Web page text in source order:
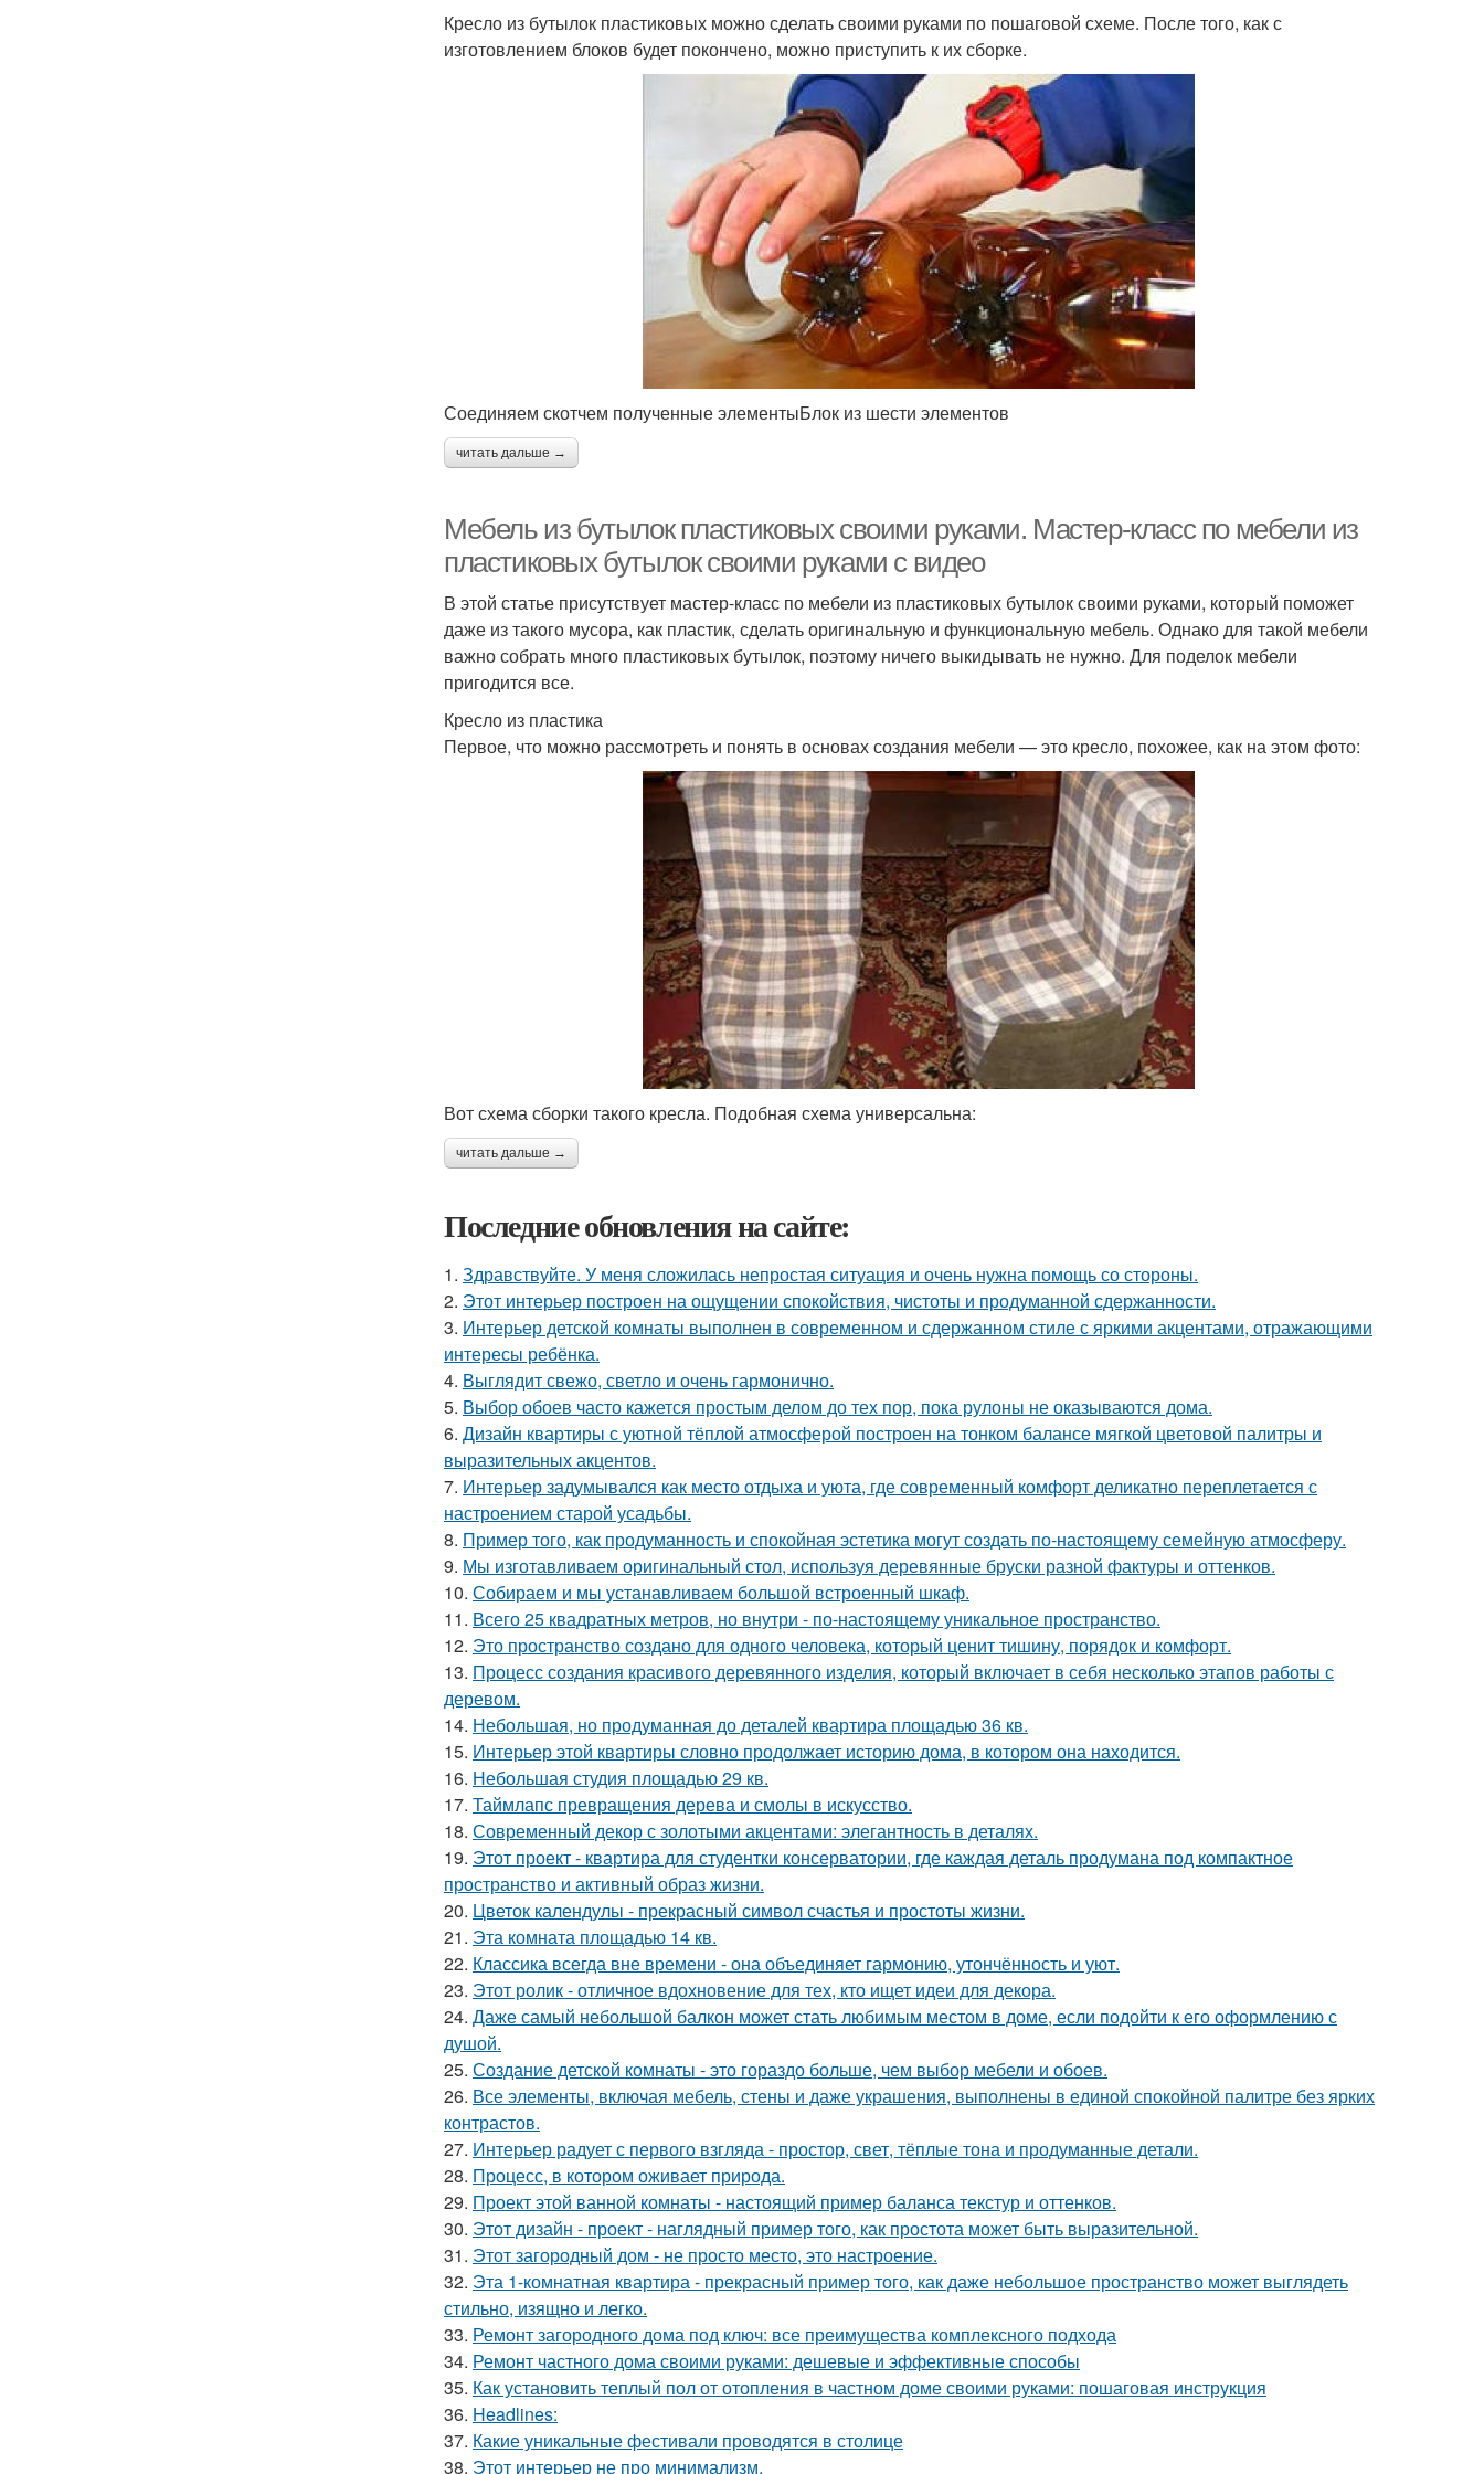
Кресло из бутылок пластиковых можно сделать своими руками по пошаговой схеме. После того, как с
изготовлением блоков будет покончено, можно приступить к их сборке.
Соединяем скотчем полученные элементыБлок из шести элементов
читать дальше →
Мебель из бутылок пластиковых своими руками. Мастер-класс по мебели из
пластиковых бутылок своими руками с видео
В этой статье присутствует мастер-класс по мебели из пластиковых бутылок своими руками, который поможет
даже из такого мусора, как пластик, сделать оригинальную и функциональную мебель. Однако для такой мебели
важно собрать много пластиковых бутылок, поэтому ничего выкидывать не нужно. Для поделок мебели
пригодится все.
Кресло из пластика
Первое, что можно рассмотреть и понять в основах создания мебели — это кресло, похожее, как на этом фото:
Вот схема сборки такого кресла. Подобная схема универсальна:
читать дальше →
Последние обновления на сайте:
1. Здравствуйте. У меня сложилась непростая ситуация и очень нужна помощь со стороны.
2. Этот интерьер построен на ощущении спокойствия, чистоты и продуманной сдержанности.
3. Интерьер детской комнаты выполнен в современном и сдержанном стиле с яркими акцентами, отражающими
интересы ребёнка.
4. Выглядит свежо, светло и очень гармонично.
5. Выбор обоев часто кажется простым делом до тех пор, пока рулоны не оказываются дома.
6. Дизайн квартиры с уютной тёплой атмосферой построен на тонком балансе мягкой цветовой палитры и
выразительных акцентов.
7. Интерьер задумывался как место отдыха и уюта, где современный комфорт деликатно переплетается с
настроением старой усадьбы.
8. Пример того, как продуманность и спокойная эстетика могут создать по-настоящему семейную атмосферу.
9. Мы изготавливаем оригинальный стол, используя деревянные бруски разной фактуры и оттенков.
10. Собираем и мы устанавливаем большой встроенный шкаф.
11. Всего 25 квадратных метров, но внутри - по-настоящему уникальное пространство.
12. Это пространство создано для одного человека, который ценит тишину, порядок и комфорт.
13. Процесс создания красивого деревянного изделия, который включает в себя несколько этапов работы с
деревом.
14. Небольшая, но продуманная до деталей квартира площадью 36 кв.
15. Интерьер этой квартиры словно продолжает историю дома, в котором она находится.
16. Небольшая студия площадью 29 кв.
17. Таймлапс превращения дерева и смолы в искусство.
18. Современный декор с золотыми акцентами: элегантность в деталях.
19. Этот проект - квартира для студентки консерватории, где каждая деталь продумана под компактное
пространство и активный образ жизни.
20. Цветок календулы - прекрасный символ счастья и простоты жизни.
21. Эта комната площадью 14 кв.
22. Классика всегда вне времени - она объединяет гармонию, утончённость и уют.
23. Этот ролик - отличное вдохновение для тех, кто ищет идеи для декора.
24. Даже самый небольшой балкон может стать любимым местом в доме, если подойти к его оформлению с
душой.
25. Создание детской комнаты - это гораздо больше, чем выбор мебели и обоев.
26. Все элементы, включая мебель, стены и даже украшения, выполнены в единой спокойной палитре без ярких
контрастов.
27. Интерьер радует с первого взгляда - простор, свет, тёплые тона и продуманные детали.
28. Процесс, в котором оживает природа.
29. Проект этой ванной комнаты - настоящий пример баланса текстур и оттенков.
30. Этот дизайн - проект - наглядный пример того, как простота может быть выразительной.
31. Этот загородный дом - не просто место, это настроение.
32. Эта 1-комнатная квартира - прекрасный пример того, как даже небольшое пространство может выглядеть
стильно, изящно и легко.
33. Ремонт загородного дома под ключ: все преимущества комплексного подхода
34. Ремонт частного дома своими руками: дешевые и эффективные способы
35. Как установить теплый пол от отопления в частном доме своими руками: пошаговая инструкция
36. Headlines:
37. Какие уникальные фестивали проводятся в столице
38. Этот интерьер не про минимализм.